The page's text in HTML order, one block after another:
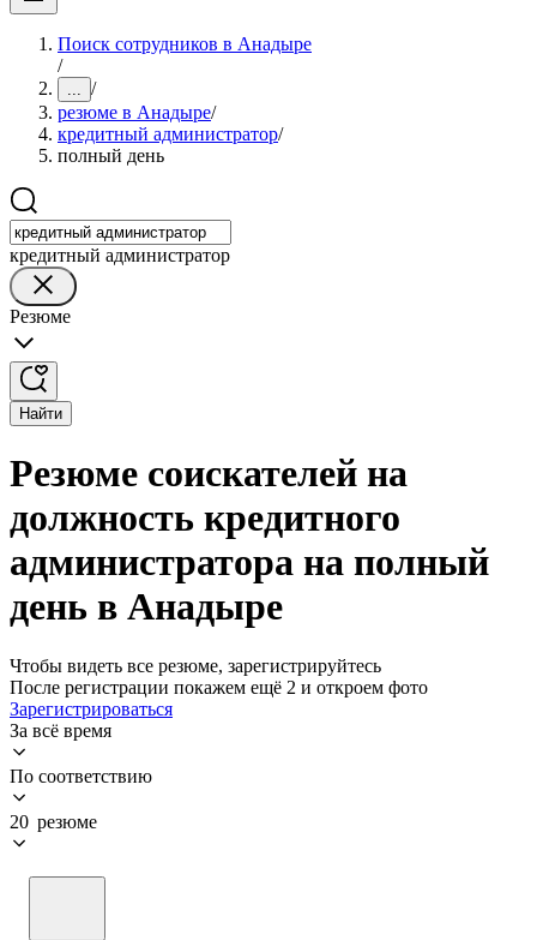
Поиск сотрудников в Анадыре
/
... /
резюме в Анадыре/
кредитный администратор/
полный день
кредитный администратор
Резюме
Найти
Резюме соискателей на
должность кредитного
администратора на полный
день в Анадыре
Чтобы видеть все резюме, зарегистрируйтесь
После регистрации покажем ещё 2 и откроем фото
Зарегистрироваться
За всё время
По соответствию
20 резюме